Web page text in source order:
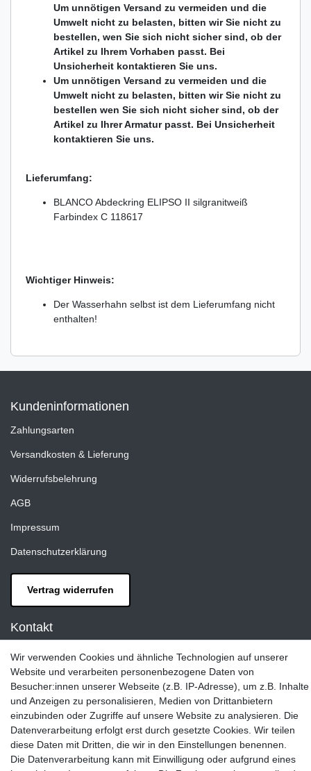
Um unnötigen Versand zu vermeiden und die
Umwelt nicht zu belasten, bitten wir Sie nicht zu
bestellen, wen Sie sich nicht sicher sind, ob der
Artikel zu Ihrem Vorhaben passt. Bei
Unsicherheit kontaktieren Sie uns.
Um unnötigen Versand zu vermeiden und die
Umwelt nicht zu belasten, bitten wir Sie nicht zu
bestellen wen Sie sich nicht sicher sind, ob der
Artikel zu Ihrer Armatur passt. Bei Unsicherheit
kontaktieren Sie uns.
Lieferumfang:
BLANCO Abdeckring ELIPSO II silgranitweiß
Farbindex C 118617
Wichtiger Hinweis:
Der Wasserhahn selbst ist dem Lieferumfang nicht
enthalten!
Kundeninformationen
Zahlungsarten
Versandkosten & Lieferung
Widerrufsbelehrung
AGB
Impressum
Datenschutzerklärung
Vertrag widerrufen
Kontakt
Zeppelinstraße 4, 89604 Allmendingen, Deutschland
E-mail:
info@laxara.de
E-mail:
info@bluewater-armaturen.de
Wir verwenden Cookies und ähnliche Technologien auf unserer
Website und verarbeiten personenbezogene Daten von
Besucher:innen unserer Webseite (z.B. IP-Adresse), um z.B. Inhalte
und Anzeigen zu personalisieren, Medien von Drittanbietern
einzubinden oder Zugriffe auf unsere Website zu analysieren. Die
Datenverarbeitung erfolgt erst durch gesetzte Cookies. Wir teilen
diese Daten mit Dritten, die wir in den Einstellungen benennen.
Die Datenverarbeitung kann mit Einwilligung oder aufgrund eines